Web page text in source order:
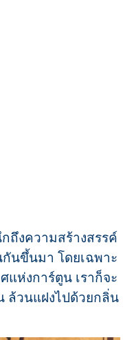
ถึงความสร้างสรรค์
กันขึ้นมา โดยเฉพาะ
แห่งการ์ตูน เราก็จะ
ล้วนแฝงไปด้วยกลิ่น